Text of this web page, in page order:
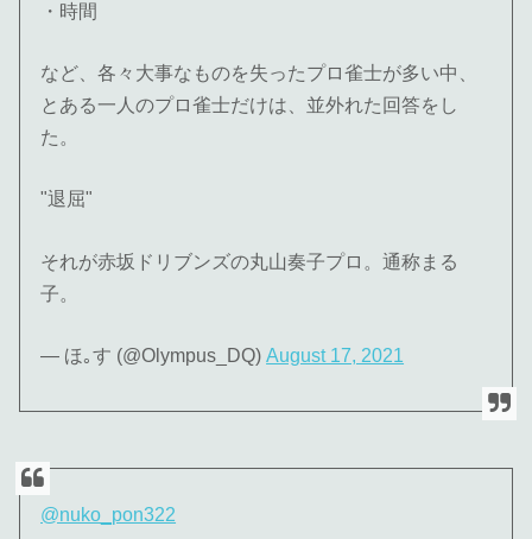
・時間
など、各々大事なものを失ったプロ雀士が多い中、
とある一人のプロ雀士だけは、並外れた回答をし
た。
"退屈"
それが赤坂ドリブンズの丸山奏子プロ。通称まる
子。
— ほ｡す (@Olympus_DQ)August 17, 2021
@nuko_pon322